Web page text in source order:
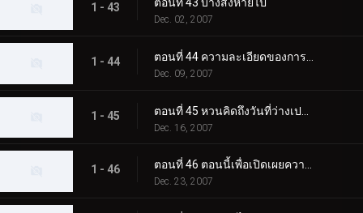
1 - 43 ตอนที่ 43 บางสิ่งหายไป
Dec. 02, 2007
1 - 44
Dec. 09, 2007
1 - 45
Dec. 16, 2007
1 - 46 ตอนที่ 46 ตอนนี้เพื่อเปิดเผยความรักและความจริง
Dec. 23, 2007